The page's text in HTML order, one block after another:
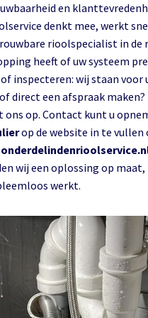
en
denkt mee, werkt
rioolspecialist in de
heeft of uw systeem
inspecteren: wij staan voor
direct een afspraak maken?
op. Contact kunt u
op de website in te vullen
wij een oplossing op maat,